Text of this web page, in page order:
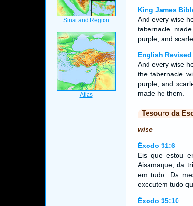
King James
And every wise
tabernacle
purple, and
English Revised
And every wise
the tabernacle
purple, and
made he them.
Tesouro da
wise
Êxodo 31:6
Eis que estou
Aisamaque, da
em tudo. Da
executem tudo
Êxodo 35:10